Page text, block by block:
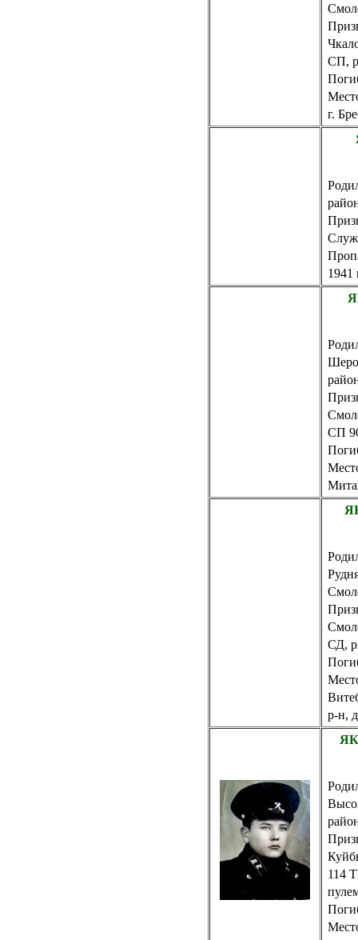
СП,
г.
1941
СП
СД,
р-н,
114